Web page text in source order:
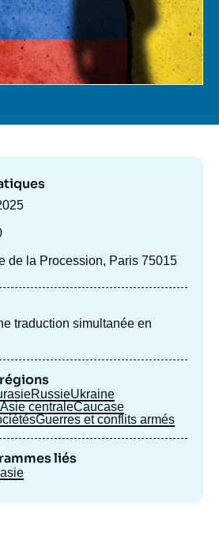
Se connecter
Nous soutenir
de la Procession, Paris 75015
traduction simultanée en
RussieUkraine
Asie centraleCaucase
Guerres et conflits armés
liés